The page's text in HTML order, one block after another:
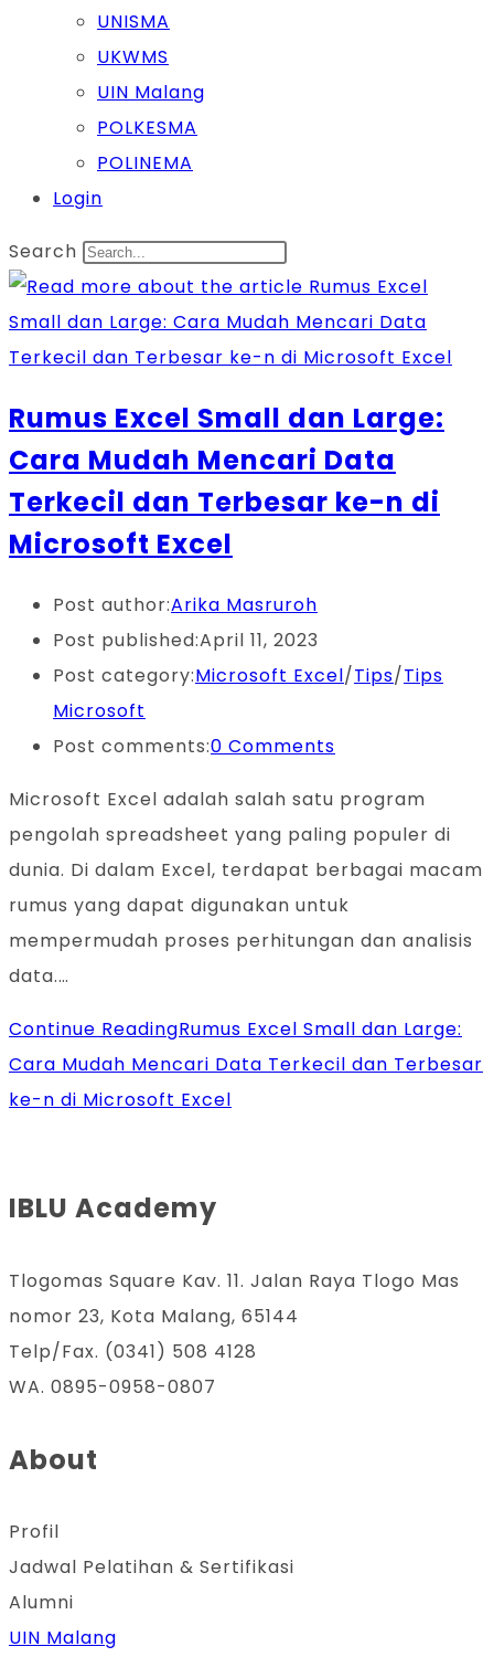
UNISMA
UKWMS
UIN Malang
POLKESMA
POLINEMA
Login
Search
Rumus Excel Small dan Large:
Cara Mudah Mencari Data
Terkecil dan Terbesar ke-n di
Microsoft Excel
Post author:Arika Masruroh
Post published:April 11, 2023
Post category:Microsoft Excel/Tips/Tips
Microsoft
Post comments:0 Comments
Microsoft Excel adalah salah satu program
pengolah spreadsheet yang paling populer di
dunia. Di dalam Excel, terdapat berbagai macam
rumus yang dapat digunakan untuk
mempermudah proses perhitungan dan analisis
data.…
Continue ReadingRumus Excel Small dan Large:
Cara Mudah Mencari Data Terkecil dan Terbesar
ke-n di Microsoft Excel
IBLU Academy
Tlogomas Square Kav. 11. Jalan Raya Tlogo Mas
nomor 23, Kota Malang, 65144
Telp/Fax. (0341) 508 4128
WA. 0895-0958-0807
About
Profil
Jadwal Pelatihan & Sertifikasi
Alumni
UIN Malang